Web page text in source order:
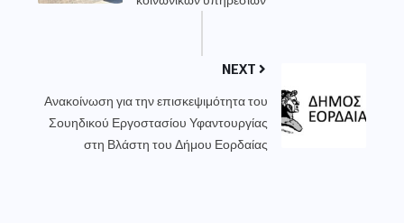
NEXT
Ανακοίνωση για την επισκεψιμότητα του
Σουηδικού Εργοστασίου Υφαντουργίας
στη Βλάστη του Δήμου Εορδαίας